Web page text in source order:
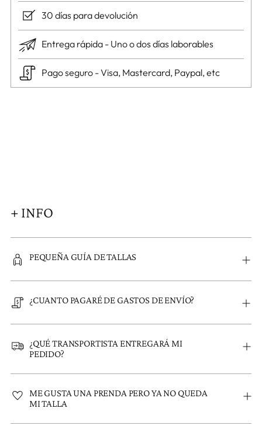
30 días para devolución
Entrega rápida - Uno o dos días laborables
Pago seguro - Visa, Mastercard, Paypal, etc
+ INFO
PEQUEÑA GUÍA DE TALLAS
¿CUANTO PAGARÉ DE GASTOS DE ENVÍO?
¿QUÉ TRANSPORTISTA ENTREGARÁ MI
PEDIDO?
ME GUSTA UNA PRENDA PERO YA NO QUEDA
MI TALLA